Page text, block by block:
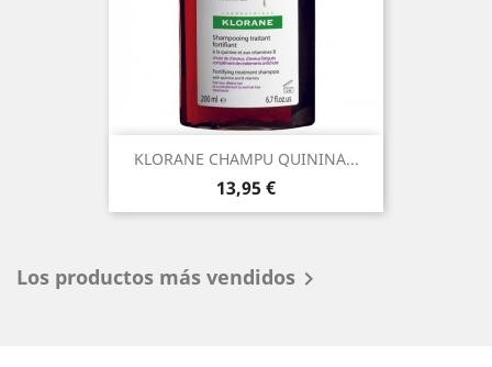
KLORANE CHAMPU QUININA...
Precio
13,95 €
Los productos más vendidos 